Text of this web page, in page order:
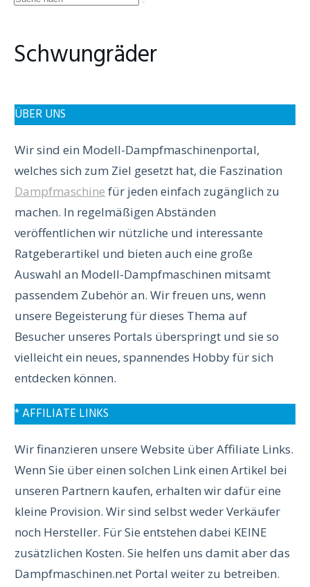
Schwungräder
ÜBER UNS
Wir sind ein Modell-Dampfmaschinenportal,
welches sich zum Ziel gesetzt hat, die Faszination
Dampfmaschine für jeden einfach zugänglich zu
machen. In regelmäßigen Abständen
veröffentlichen wir nützliche und interessante
Ratgeberartikel und bieten auch eine große
Auswahl an Modell-Dampfmaschinen mitsamt
passendem Zubehör an. Wir freuen uns, wenn
unsere Begeisterung für dieses Thema auf
Besucher unseres Portals überspringt und sie so
vielleicht ein neues, spannendes Hobby für sich
entdecken können.
* AFFILIATE LINKS
Wir finanzieren unsere Website über Affiliate Links.
Wenn Sie über einen solchen Link einen Artikel bei
unseren Partnern kaufen, erhalten wir dafür eine
kleine Provision. Wir sind selbst weder Verkäufer
noch Hersteller. Für Sie entstehen dabei KEINE
zusätzlichen Kosten. Sie helfen uns damit aber das
Dampfmaschinen.net Portal weiter zu betreiben.